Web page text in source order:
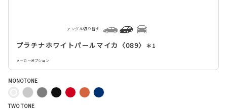
プラチナホワイトパールマイカ〈089〉 ＊1
メーカーオプション
アングル切り替え
MONOTONE
TWO TONE